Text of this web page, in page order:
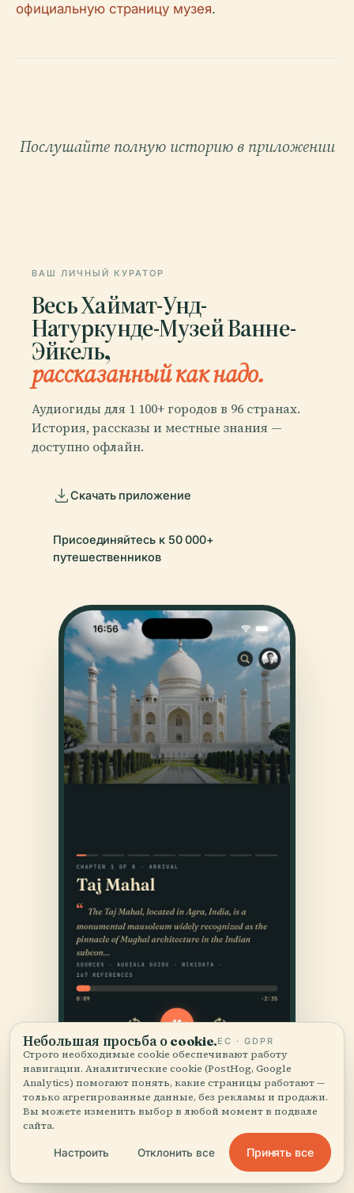
официальную страницу музея.
Послушайте полную историю в приложении
ВАШ ЛИЧНЫЙ КУРАТОР
Весь Хаймат-Унд-
Натуркунде-Музей Ванне-
Эйкель,
рассказанный как надо.
Аудиогиды для 1 100+ городов в 96 странах.
История, рассказы и местные знания —
доступно офлайн.
Скачать приложение
Присоединяйтесь к 50 000+
путешественников
Небольшая просьба о cookie.ЕС · GDPR
Строго необходимые cookie обеспечивают работу
навигации. Аналитические cookie (PostHog, Google
Analytics) помогают понять, какие страницы работают —
только агрегированные данные, без рекламы и продажи.
Вы можете изменить выбор в любой момент в подвале
сайта.
Настроить Отклонить все Принять все